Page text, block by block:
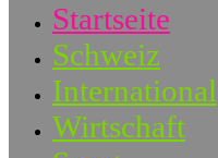
Startseite
Schweiz
International
Wirtschaft